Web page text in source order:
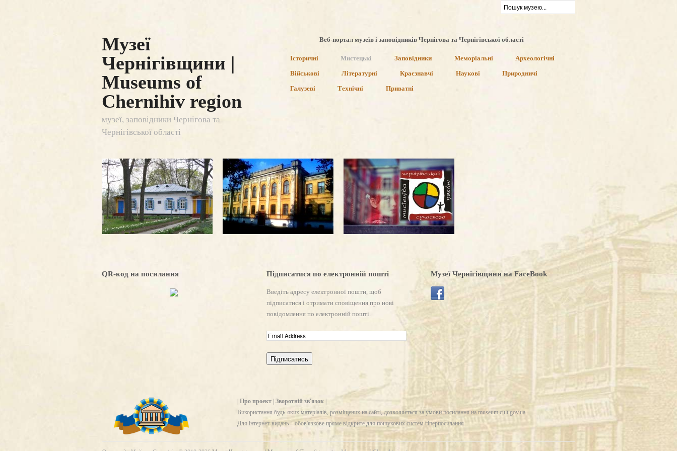
Музеї
Чернігівщини |
Museums of
Chernihiv region
музеї, заповідники Чернігова та
Чернігівської області
Веб-портал музеїв і заповідників Чернігова та Чернігівської області
Історичні Мистецькі Заповідники Меморіальні Археологічні
Військові Літературні Краєзнавчі Наукові Природничі
Галузеві Технічні Приватні
QR-код на посилання Підписатися по електронній пошті
Введіть адресу електронної пошти, щоб
підписатися і отримати сповіщення про нові
повідомлення по електронній пошті.
Музеї Чернігівщини на FaceBook
Про проект| Зворотній зв'язок|
Використання будь-яких матеріалів, розміщених на сайті, дозволяється за умови посилання на museum.cult.gov.ua
Для інтернет-видань – обов'язкове пряме відкрите для пошукових систем гіперпосилання